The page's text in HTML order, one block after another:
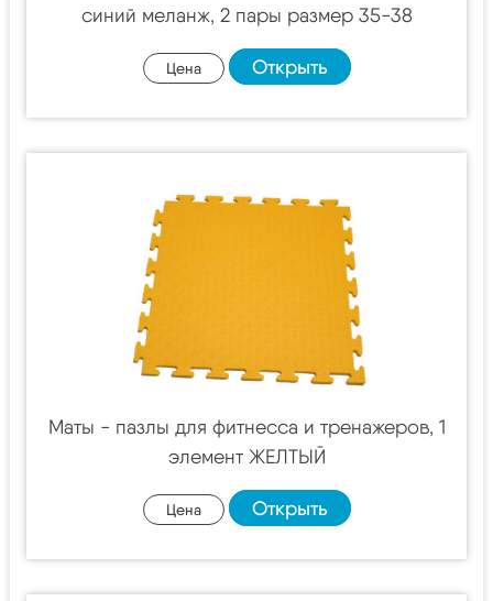
синий меланж, 2 пары размер 35-38
Цена Открыть
Маты - пазлы для фитнесса и тренажеров, 1
элемент ЖЕЛТЫЙ
Цена Открыть